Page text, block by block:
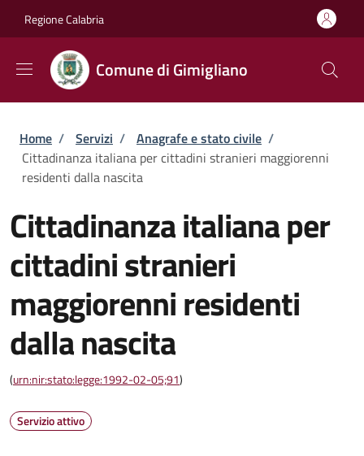
Regione Calabria
Comune di Gimigliano
Briciole di pane
Home / Servizi / Anagrafe e stato civile /
Cittadinanza italiana per cittadini stranieri maggiorenni
residenti dalla nascita
Cittadinanza italiana per
cittadini stranieri
maggiorenni residenti
dalla nascita
(urn:nir:stato:legge:1992-02-05;91)
Servizio attivo